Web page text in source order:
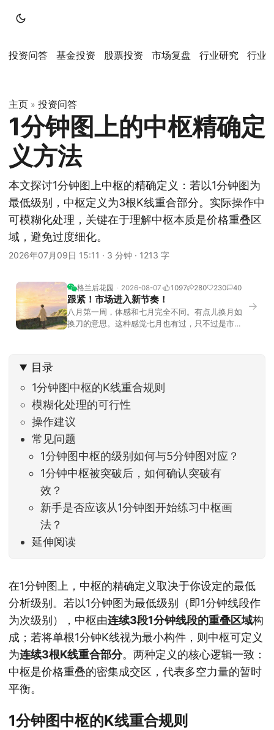
投资问答 基金投资 股票投资 市场复盘 行业研究 行业
主页 » 投资问答
1分钟图上的中枢精确定
义方法
本文探讨1分钟图上中枢的精确定义：若以1分钟图为
最低级别，中枢定义为3根K线重合部分。实际操作中
可模糊化处理，关键在于理解中枢本质是价格重叠区
域，避免过度细化。
2026年07月09日 15:11 · 3 分钟 · 1213 字
格兰后花园 2026-08-07 1097 280 230 40
跟紧！市场进入新节奏！
八月第一周，体感和七月完全不同。有点儿换月如
换刀的意思。这种感觉七月也有过，只不过是市场
家感受到了春天般的暖风。指数涨了百点，交易额
回暖到2
→
目录
1分钟图中枢的K线重合规则
模糊化处理的可行性
操作建议
常见问题
1分钟图中枢的级别如何与5分钟图对应？
1分钟中枢被突破后，如何确认突破有
效？
新手是否应该从1分钟图开始练习中枢画
法？
延伸阅读
在1分钟图上，中枢的精确定义取决于你设定的最低
分析级别。若以1分钟图为最低级别（即1分钟线段作
为次级别），中枢由连续3段1分钟线段的重叠区域构
成；若将单根1分钟K线视为最小构件，则中枢可定义
为连续3根K线重合部分。两种定义的核心逻辑一致：
中枢是价格重叠的密集成交区，代表多空力量的暂时
平衡。
1分钟图中枢的K线重合规则